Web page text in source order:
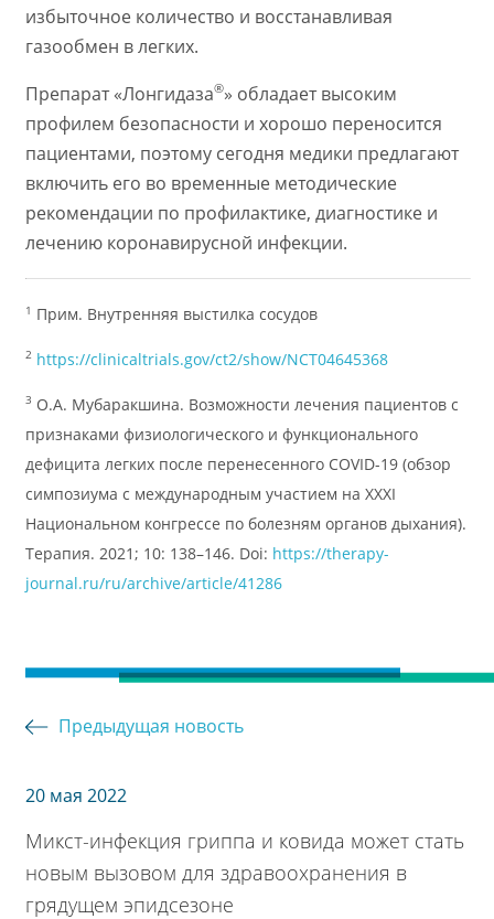
избыточное количество и восстанавливая
газообмен в легких.
Препарат «Лонгидаза®» обладает высоким
профилем безопасности и хорошо переносится
пациентами, поэтому сегодня медики предлагают
включить его во временные методические
рекомендации по профилактике, диагностике и
лечению коронавирусной инфекции.
1 Прим. Внутренняя выстилка сосудов
2 https://clinicaltrials.gov/ct2/show/NCT04645368
3 О.А. Мубаракшина. Возможности лечения пациентов с
признаками физиологического и функционального
дефицита легких после перенесенного COVID-19 (обзор
симпозиума с международным участием на XXXI
Национальном конгрессе по болезням органов дыхания).
Терапия. 2021; 10: 138–146. Doi: https://therapy-
journal.ru/ru/archive/article/41286
Предыдущая новость
20 мая 2022
Микст-инфекция гриппа и ковида может стать
новым вызовом для здравоохранения в
грядущем эпидсезоне